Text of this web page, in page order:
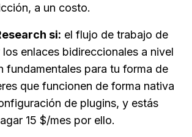
a un costo.
si: el flujo de trabajo de
enlaces bidireccionales a nivel
fundamentales para tu forma de
que funcionen de forma nativa
de plugins, y estás
15 $/mes por ello.